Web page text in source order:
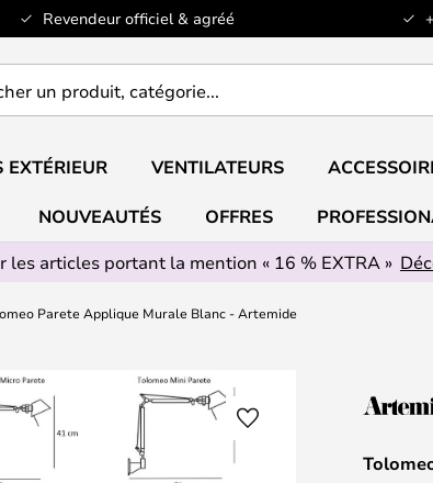
Revendeur officiel & agréé
EXTÉRIEUR VENTILATEURS
NOUVEAUTÉS OFFRES
les articles portant la mention « 16 % EXTRA »
Parete Applique Murale Blanc - Artemide